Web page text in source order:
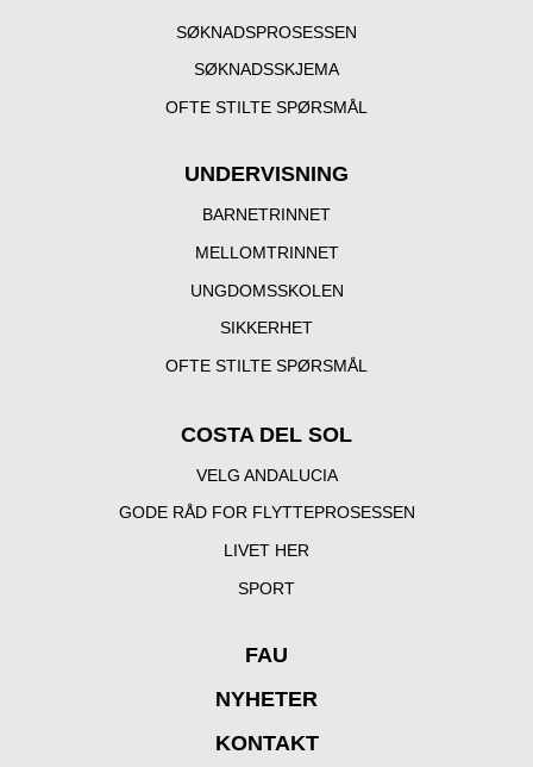
SØKNADSPROSESSEN
SØKNADSSKJEMA
OFTE STILTE SPØRSMÅL
UNDERVISNING
BARNETRINNET
MELLOMTRINNET
UNGDOMSSKOLEN
SIKKERHET
OFTE STILTE SPØRSMÅL
COSTA DEL SOL
VELG ANDALUCIA
GODE RÅD FOR FLYTTEPROSESSEN
LIVET HER
SPORT
FAU
NYHETER
KONTAKT